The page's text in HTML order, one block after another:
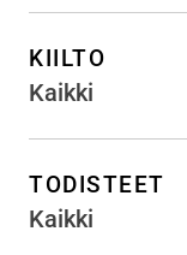
KIILTO
Kaikki
TODISTEET
Kaikki